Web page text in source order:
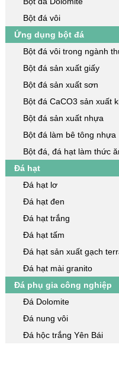
Bột đá vôi
Ứng dụng bột đá
Bột đá vôi trong ngành
Bột đá sản xuất giấy
Bột đá sản xuất sơn
Bột đá CaCO3 sản xuất
Bột đá sản xuất nhựa
Bột đá làm bê tông nhựa
Bột đá, đá hạt làm thức
Đá hạt
Đá hạt lơ
Đá hạt đen
Đá hạt trắng
Đá hạt tấm
Đá hạt sản xuất gạch
Đá hạt mài granito
Đá phụ gia công nghiệp
Đá Dolomite
Đá nung vôi
Đá hộc trắng Yên Bái